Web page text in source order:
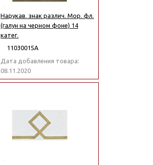
Нарукав. знак различ. Мор. фл.
(галун на черном фоне) 14
катег.
11030015А
Дата добавления товара:
08.11.2020